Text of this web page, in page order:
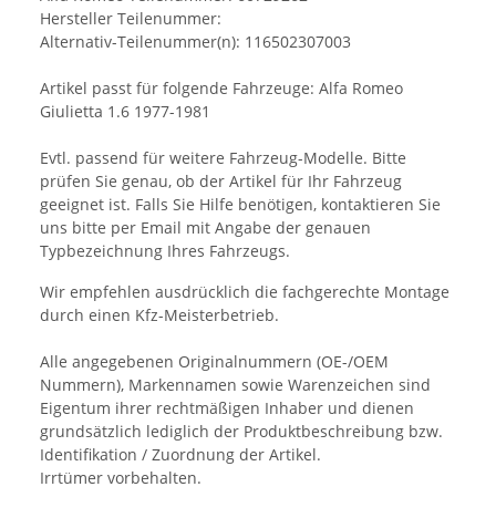
Hersteller Teilenummer:
Alternativ-Teilenummer(n): 116502307003
Artikel passt für folgende Fahrzeuge: Alfa Romeo
Giulietta 1.6 1977-1981
Evtl. passend für weitere Fahrzeug-Modelle. Bitte
prüfen Sie genau, ob der Artikel für Ihr Fahrzeug
geeignet ist. Falls Sie Hilfe benötigen, kontaktieren Sie
uns bitte per Email mit Angabe der genauen
Typbezeichnung Ihres Fahrzeugs.
Wir empfehlen ausdrücklich die fachgerechte Montage
durch einen Kfz-Meisterbetrieb.
Alle angegebenen Originalnummern (OE-/OEM
Nummern), Markennamen sowie Warenzeichen sind
Eigentum ihrer rechtmäßigen Inhaber und dienen
grundsätzlich lediglich der Produktbeschreibung bzw.
Identifikation / Zuordnung der Artikel.
Irrtümer vorbehalten.